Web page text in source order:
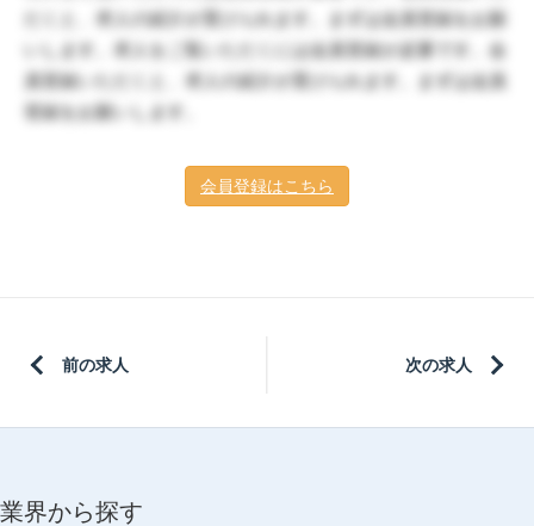
だくと、求人の紹介が受けられます。まずは会員登録をお願
いします。求人をご覧いただくには会員登録が必要です。会
員登録いただくと、求人の紹介が受けられます。まずは会員
登録をお願いします。
会員登録はこちら
前の求人 次の求人
業界から探す